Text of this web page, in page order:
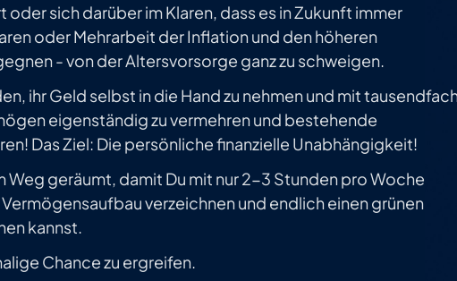
oder sich darüber im Klaren, dass es in Zukunft immer
oder Mehrarbeit der Inflation und den höheren
- von der Altersvorsorge ganz zu schweigen.
ihr Geld selbst in die Hand zu nehmen und mit
eigenständig zu vermehren und bestehende
Das Ziel: Die persönliche finanzielle Unabhängigkeit!
Weg geräumt, damit Du mit nur 2-3 Stunden pro Woche
verzeichnen und endlich einen grünen
kannst.
Chance zu ergreifen.